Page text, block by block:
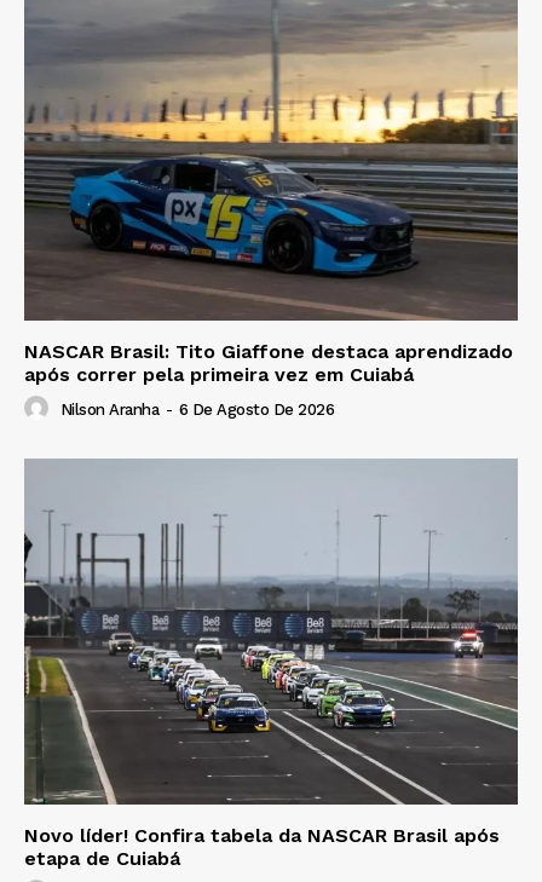
NASCAR Brasil: Tito Giaffone destaca aprendizado
após correr pela primeira vez em Cuiabá
Nilson Aranha - 6 De Agosto De 2026
Novo líder! Confira tabela da NASCAR Brasil após
etapa de Cuiabá